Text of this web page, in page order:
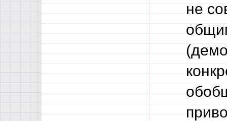
не